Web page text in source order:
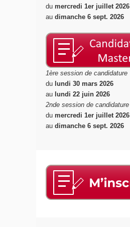
du mercredi 1er juillet 2026
audimanche 6 sept. 2026
1ère session de candidature
du lundi 30 mars 2026
au lundi 22 juin 2026
2nde session de candidature
du mercredi 1er juillet 2026
audimanche 6 sept. 2026